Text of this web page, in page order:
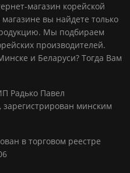
магазин корейской
вы найдете только
Мы подбираем
производителей.
и Беларуси? Тогда Вам
Радько Павел
минским
в торговом реестре